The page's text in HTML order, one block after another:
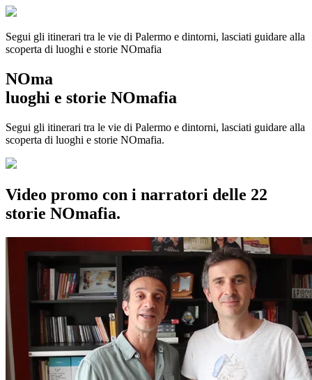
Segui gli itinerari tra le vie di Palermo e dintorni, lasciati guidare alla
scoperta di luoghi e storie NOmafia
NOma
luoghi e storie NOmafia
Segui gli itinerari tra le vie di Palermo e dintorni, lasciati guidare alla
scoperta di luoghi e storie NOmafia.
Video promo con i narratori delle 22
storie NOmafia.